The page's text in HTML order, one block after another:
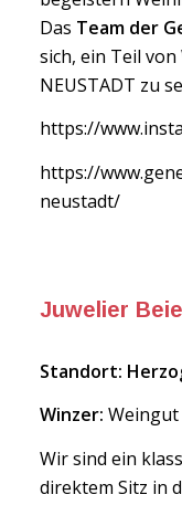
Das Team der
sich, ein Teil von
NEUSTADT zu
https://
https://
neustadt/
Juwelier
Standort:
Winzer:
Wir sind ein
direktem Sitz in